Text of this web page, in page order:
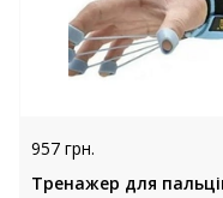
957 грн.
Тренажер для